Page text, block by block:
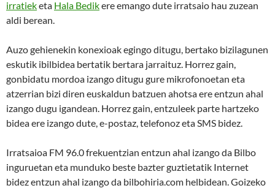
irratieketa Hala Bedikere emango dute irratsaio hau zuzean
aldi berean.
Auzo gehienekin konexioak egingo ditugu, bertako bizilagunen
eskutik ibilbidea bertatik bertara jarraituz. Horrez gain,
gonbidatu mordoa izango ditugu gure mikrofonoetan eta
atzerrian bizi diren euskaldun batzuen ahotsa ere entzun ahal
izango dugu igandean. Horrez gain, entzuleek parte hartzeko
bidea ere izango dute, e-postaz, telefonoz eta SMS bidez.
Irratsaioa FM 96.0 frekuentzian entzun ahal izango da Bilbo
inguruetan eta munduko beste bazter guztietatik Internet
bidez entzun ahal izango da bilbohiria.com helbidean. Goizeko